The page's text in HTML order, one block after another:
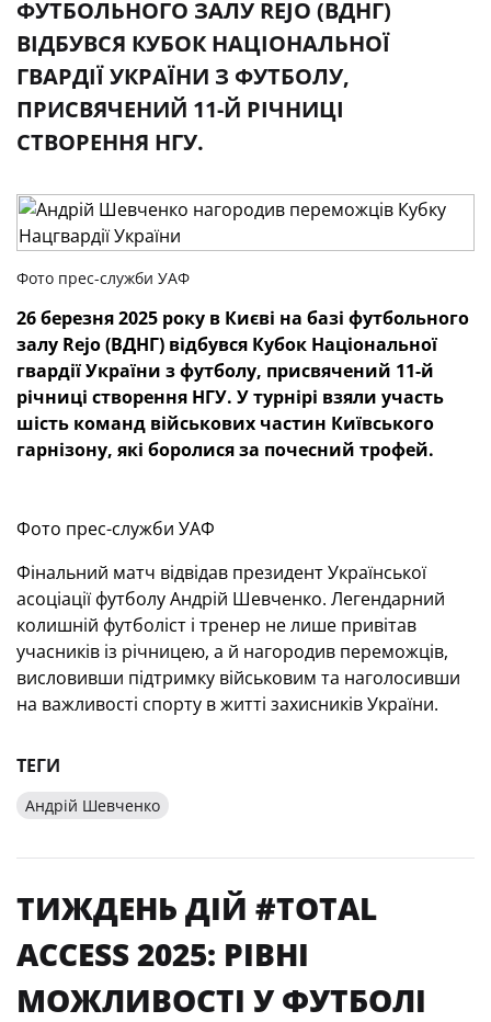
ФУТБОЛЬНОГО ЗАЛУ REJO (ВДНГ)
ВІДБУВСЯ КУБОК НАЦІОНАЛЬНОЇ
ГВАРДІЇ УКРАЇНИ З ФУТБОЛУ,
ПРИСВЯЧЕНИЙ 11-Й РІЧНИЦІ
СТВОРЕННЯ НГУ.
Фото прес-служби УАФ
26 березня 2025 року в Києві на базі футбольного
залу Rejo (ВДНГ) відбувся Кубок Національної
гвардії України з футболу, присвячений 11-й
річниці створення НГУ. У турнірі взяли участь
шість команд військових частин Київського
гарнізону, які боролися за почесний трофей.
Фото прес-служби УАФ
Фінальний матч відвідав президент Української
асоціації футболу Андрій Шевченко. Легендарний
колишній футболіст і тренер не лише привітав
учасників із річницею, а й нагородив переможців,
висловивши підтримку військовим та наголосивши
на важливості спорту в житті захисників України.
ТЕГИ
Андрій Шевченко
ТИЖДЕНЬ ДІЙ #TOTAL
ACCESS 2025: РІВНІ
МОЖЛИВОСТІ У ФУТБОЛІ